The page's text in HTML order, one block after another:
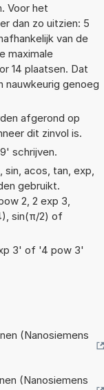
Voor het
dan zo uitzien: 5
van de
maximale
14 plaatsen. Dat
nauwkeurig genoeg
afgerond op
dit zinvol is.
schrijven.
acos, tan, exp,
gebruikt.
2, 2 exp 3,
sin(π/2) of
3' of '4 pow 3'
(Nanosiemens
(Nanosiemens